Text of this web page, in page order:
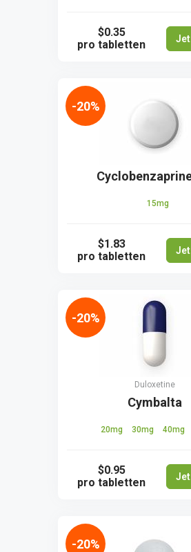
$0.35
pro tabletten
15mg
$1.83
pro tabletten
-20%
Duloxetine
Cymbalta
20mg 30mg 40mg
$0.95
pro tabletten
-20%
-20%